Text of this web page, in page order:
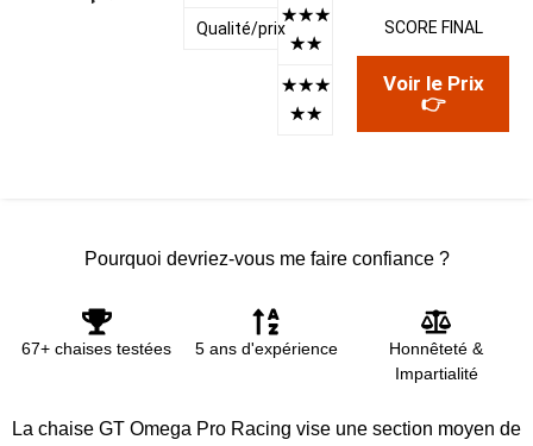
Qualité/prix
☆☆☆
☆☆
☆☆☆
☆☆
SCORE FINAL
Voir le Prix
👉
Pourquoi devriez-vous me faire confiance ?
67+ chaises testées 5 ans d'expérience
Honnêteté &
Impartialité
La chaise GT Omega Pro Racing vise une section moyen de